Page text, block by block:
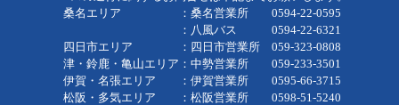
桑名エリア ：桑名営業所 0594-22-0595
：八風バス 0594-22-6321
四日市エリア ：四日市営業所 059-323-0808
津・鈴鹿・亀山エリア：中勢営業所 059-233-3501
伊賀・名張エリア ：伊賀営業所 0595-66-3715
松阪・多気エリア ：松阪営業所 0598-51-5240